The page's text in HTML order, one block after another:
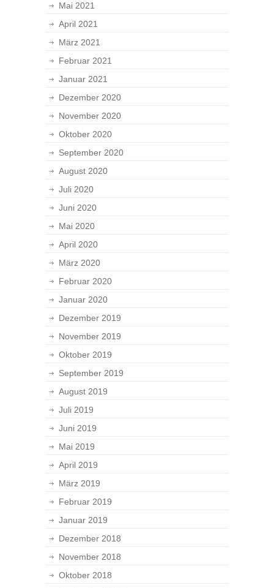
Mai 2021
April 2021
März 2021
Februar 2021
Januar 2021
Dezember 2020
November 2020
Oktober 2020
September 2020
August 2020
Juli 2020
Juni 2020
Mai 2020
April 2020
März 2020
Februar 2020
Januar 2020
Dezember 2019
November 2019
Oktober 2019
September 2019
August 2019
Juli 2019
Juni 2019
Mai 2019
April 2019
März 2019
Februar 2019
Januar 2019
Dezember 2018
November 2018
Oktober 2018